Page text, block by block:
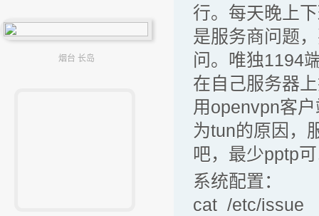
烟台 长岛
行。每天晚上
是服务商问题
问。唯独1194
在自己服务器
用openvpn客
为tun的原因，
吧，最少pptp
系统配置：
cat /etc/issue